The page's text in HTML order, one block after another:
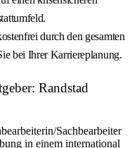
durch den gesamten
bei Ihrer Karriereplanung.
Randstad
Sachbearbeiter
in einem international